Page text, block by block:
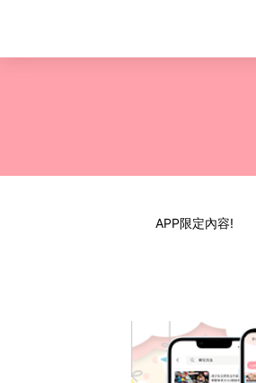
APP限定內容!